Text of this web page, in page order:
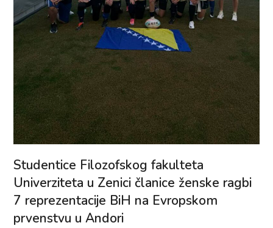
Studentice Filozofskog fakulteta
Univerziteta u Zenici članice ženske ragbi
7 reprezentacije BiH na Evropskom
prvenstvu u Andori